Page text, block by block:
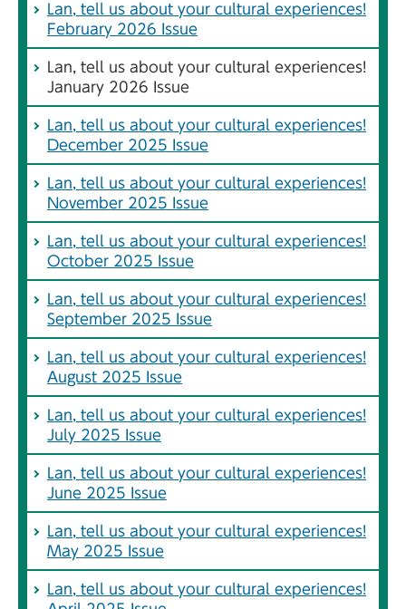
Lan, tell us about your cultural experiences!
February 2026 Issue
Lan, tell us about your cultural experiences!
January 2026 Issue
Lan, tell us about your cultural experiences!
December 2025 Issue
Lan, tell us about your cultural experiences!
November 2025 Issue
Lan, tell us about your cultural experiences!
October 2025 Issue
Lan, tell us about your cultural experiences!
September 2025 Issue
Lan, tell us about your cultural experiences!
August 2025 Issue
Lan, tell us about your cultural experiences!
July 2025 Issue
Lan, tell us about your cultural experiences!
June 2025 Issue
Lan, tell us about your cultural experiences!
May 2025 Issue
Lan, tell us about your cultural experiences!